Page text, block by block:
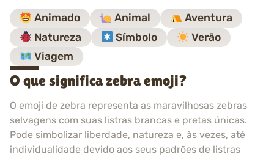
Animado Animal
Aventura
Natureza
Símbolo
Verão
Viagem
O que significa zebra emoji?
O emoji de zebra representa as maravilhosas zebras
selvagens com suas listras brancas e pretas únicas.
Pode simbolizar liberdade, natureza e, às vezes, até
individualidade devido aos seus padrões de listras